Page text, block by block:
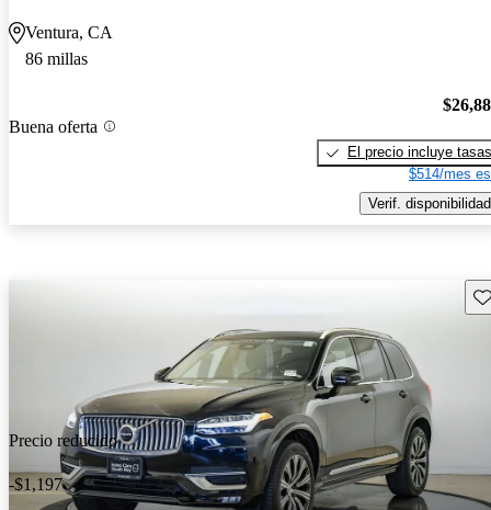
Ventura, CA
86 millas
Buena oferta
El precio incluye tasas
$514/mes
Verif. disponibilidad
Precio reducido
-$1,197